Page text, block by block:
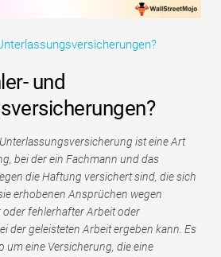
und
ist eine Art
bei der ein Fachmann und das
die Haftung versichert sind, die sich
erhobenen Ansprüchen wegen
fehlerhafter Arbeit oder
der geleisteten Arbeit ergeben kann. Es
um eine Versicherung, die eine